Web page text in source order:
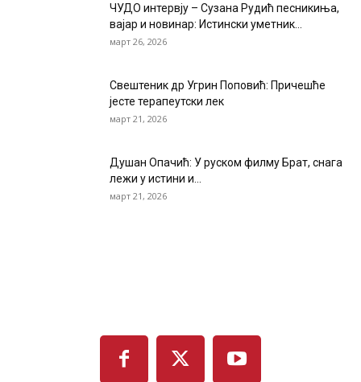
ЧУДО интервју – Сузана Рудић песникиња,
вајар и новинар: Истински уметник...
март 26, 2026
Свештеник др Угрин Поповић: Причешће
јесте терапеутски лек
март 21, 2026
Душан Опачић: У руском филму Брат, снага
лежи у истини и...
март 21, 2026